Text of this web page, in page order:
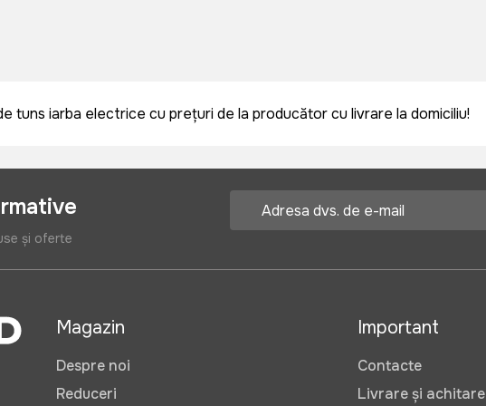
tuns iarba electrice cu prețuri de la producător cu livrare la domiciliu!
și oferte
Magazin
Despre noi
Reduceri
Important
Contacte
Livrare și achitare